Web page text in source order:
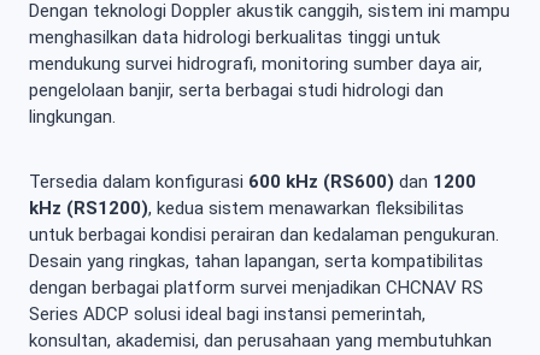
Dengan teknologi Doppler akustik canggih, sistem ini mampu
menghasilkan data hidrologi berkualitas tinggi untuk
mendukung survei hidrografi, monitoring sumber daya air,
pengelolaan banjir, serta berbagai studi hidrologi dan
lingkungan.
Tersedia dalam konfigurasi 600 kHz (RS600) dan 1200
kHz (RS1200), kedua sistem menawarkan fleksibilitas
untuk berbagai kondisi perairan dan kedalaman pengukuran.
Desain yang ringkas, tahan lapangan, serta kompatibilitas
dengan berbagai platform survei menjadikan CHCNAV RS
Series ADCP solusi ideal bagi instansi pemerintah,
konsultan, akademisi, dan perusahaan yang membutuhkan